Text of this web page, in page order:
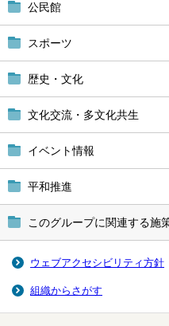
公民館
スポーツ
歴史・文化
文化交流・多文化共生
イベント情報
平和推進
このグループに関連する施
ウェブアクセシビリティ方針
組織からさがす